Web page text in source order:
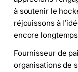
à soutenir le
réjouissons à
encore
Fournisseur de
organisations de